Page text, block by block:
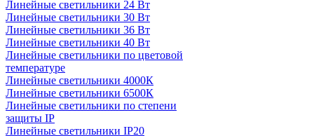
Линейные светильники 24 Вт
Линейные светильники 30 Вт
Линейные светильники 36 Вт
Линейные светильники 40 Вт
Линейные светильники по цветовой
температуре
Линейные светильники 4000К
Линейные светильники 6500К
Линейные светильники по степени
защиты IP
Линейные светильники IP20